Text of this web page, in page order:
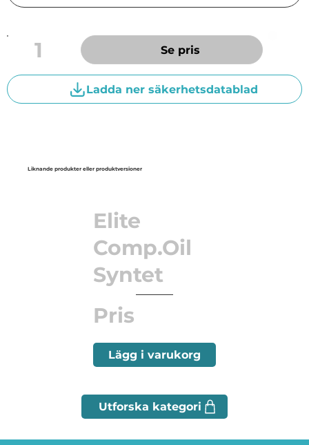
1
Ladda ner säkerhetsdatablad
Se pris
Liknande produkter eller produktversioner
Elite
Comp.Oil
Syntet
Pris
Lägg i varukorg